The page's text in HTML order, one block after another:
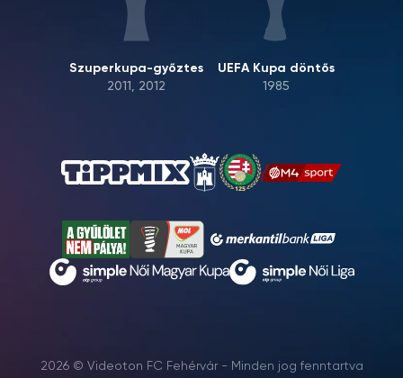
Szuperkupa-győztes
2011, 2012
UEFA Kupa döntős
1985
2026 © Videoton FC Fehérvár - Minden jog fenntartva